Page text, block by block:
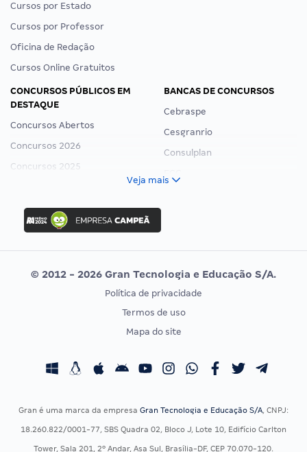
Cursos por Estado
Cursos por Professor
Oficina de Redação
Cursos Online Gratuitos
CONCURSOS PÚBLICOS EM
DESTAQUE
Concursos Abertos
Concursos 2026
Concursos 2025
Concurso Ibama
Concurso MPU
Editais publicados
BANCAS DE CONCURSOS
Cebraspe
Cesgranrio
Consulplan
Vunesp
CONCURSOS POR PROFISSÃO
Concursos Fiscais
Concursos Saúde
EXAME DE ORDEM
Calendário OAB
Veja mais
© 2012 - 2026 Gran Tecnologia e Educação S/A.
Política de privacidade
Termos de uso
Mapa do site
Gran é uma marca da empresa Gran Tecnologia e Educação S/A, CNPJ:
18.260.822/0001-77, SBS Quadra 02, Bloco J, Lote 10, Edifício Carlton
Tower, Sala 201, 2º Andar, Asa Sul, Brasília-DF, CEP 70.070-120.